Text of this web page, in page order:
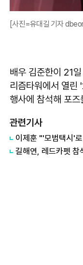
[사진=유대길 기자
배우 김준한이 21
리즘타워에서 열
행사에 참석해 포
관련기사
이제훈 "'모범택시'
길해연, 레드카펫